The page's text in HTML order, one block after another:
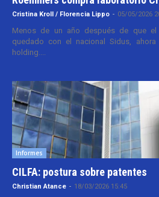
Cristina Kroll / Florencia Lippo - 05/05/2026
Menos de un año después de que el
quedado con el nacional Sidus,
holding....
Informes
CILFA: postura sobre patentes
Christian Atance - 18/03/2026 15:45